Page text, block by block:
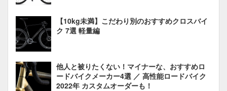
【10kg未満】こだわり別のおすすめクロスバイ
ク 7選 軽量編
他人と被りたくない！マイナーな、おすすめロ
ードバイクメーカー4選 ／ 高性能ロードバイク
2022年 カスタムオーダーも！